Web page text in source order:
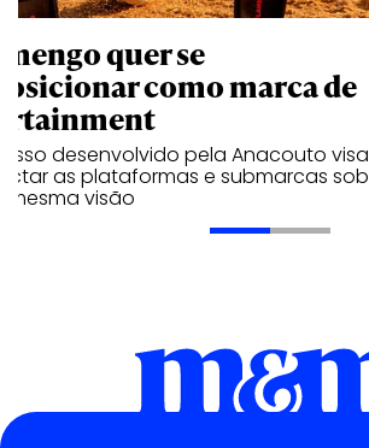
quer se
como marca de
desenvolvido pela Anacouto visa
as plataformas e submarcas sob
mesma visão